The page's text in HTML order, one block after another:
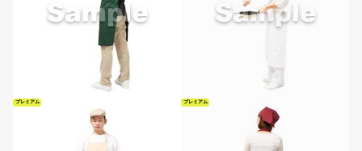
プレミアム プレミアム